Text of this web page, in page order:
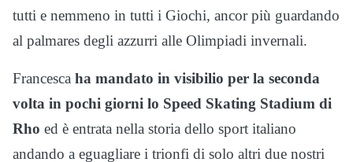
tutti e nemmeno in tutti i Giochi, ancor più guardando
al palmares degli azzurri alle Olimpiadi invernali.
Francesca ha mandato in visibilio per la seconda
volta in pochi giorni lo Speed Skating Stadium di
Rho ed è entrata nella storia dello sport italiano
andando a eguagliare i trionfi di solo altri due nostri